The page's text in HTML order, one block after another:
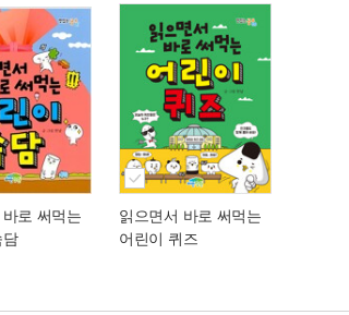
로 써먹는
담
읽으면서 바로 써먹는
어린이 퀴즈